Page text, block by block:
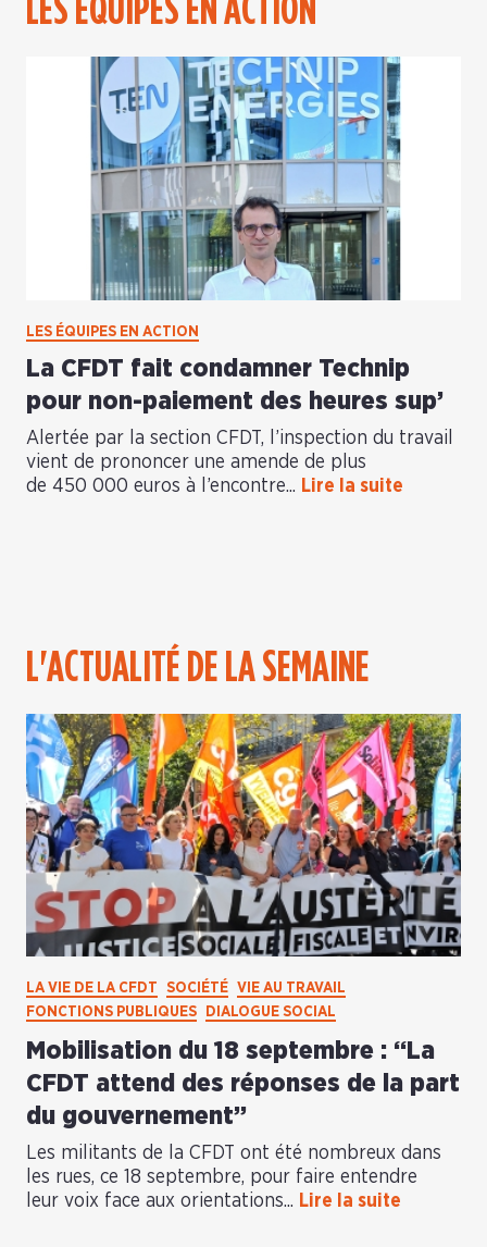
LES ÉQUIPES EN ACTION
LES ÉQUIPES EN ACTION
La CFDT fait condamner Technip
pour non-paiement des heures sup’
Alertée par la section CFDT, l’inspection du travail
vient de prononcer une amende de plus
de 450 000 euros à l’encontre... Lire la suite
L'ACTUALITÉ DE LA SEMAINE
LA VIE DE LA CFDT SOCIÉTÉ VIE AU TRAVAIL
FONCTIONS PUBLIQUES
DIALOGUE SOCIAL
Mobilisation du 18 septembre : “La
CFDT attend des réponses de la part
du gouvernement”
Les militants de la CFDT ont été nombreux dans
les rues, ce 18 septembre, pour faire entendre
leur voix face aux orientations... Lire la suite